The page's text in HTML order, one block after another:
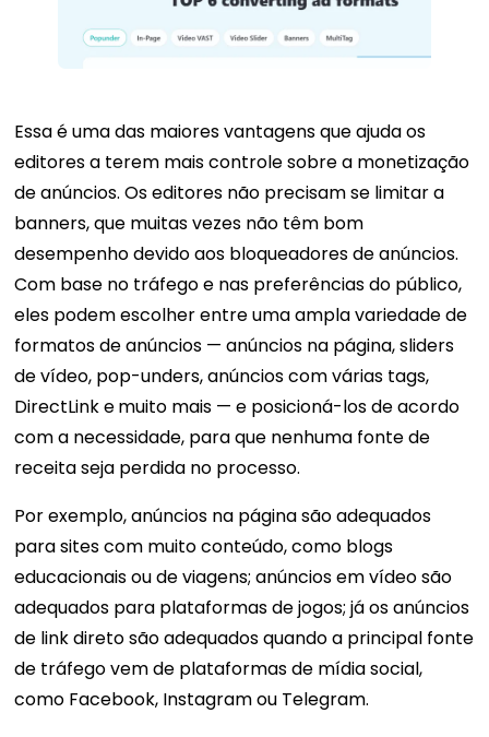
Essa é uma das maiores vantagens que ajuda os
editores a terem mais controle sobre a monetização
de anúncios. Os editores não precisam se limitar a
banners, que muitas vezes não têm bom
desempenho devido aos bloqueadores de anúncios.
Com base no tráfego e nas preferências do público,
eles podem escolher entre uma ampla variedade de
formatos de anúncios — anúncios na página, sliders
de vídeo, pop-unders, anúncios com várias tags,
DirectLink emuito mais — e posicioná-los de acordo
com a necessidade, para que nenhuma fonte de
receita seja perdida no processo.
Por exemplo, anúncios na página são adequados
para sites com muito conteúdo, como blogs
educacionais ou de viagens; anúncios em vídeo são
adequados para plataformas de jogos; já os anúncios
de link direto são adequados quando a principal fonte
de tráfego vem de plataformas de mídia social,
como Facebook, Instagram ou Telegram.